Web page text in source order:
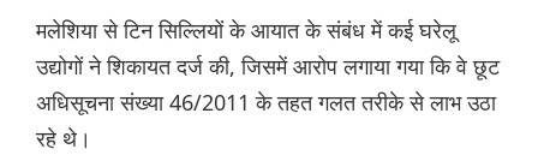
मलेशिया से टिन सिल्लियों के आयात के संबंध में कई घरेलू
उद्योगों ने शिकायत दर्ज की, जिसमें आरोप लगाया गया कि वे छूट
अधिसूचना संख्या 46/2011 के तहत गलत तरीके से लाभ उठा
रहे थे।